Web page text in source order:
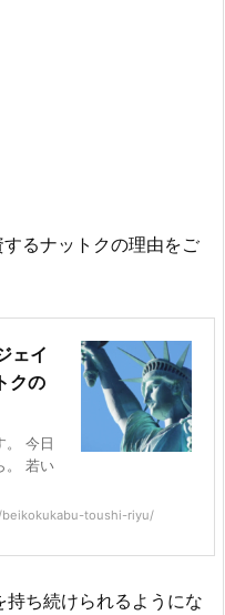
るナットクの理由をご
ェイ
クの
。 今日
。 若い
toushi-riyu/
ち続けられるようにな